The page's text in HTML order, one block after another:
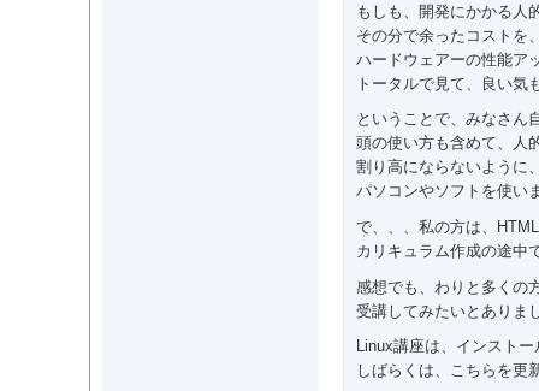
もしも、開発にかかる人
その分で余ったコストを
ハードウェアーの性能ア
トータルで見て、良い気
ということで、みなさん
頭の使い方も含めて、人
割り高にならないように
パソコンやソフトを使い
で、、、私の方は、
カリキュラム作成の途中
感想でも、わりと多くの
受講してみたいとありま
Linux講座は、インスト
しばらくは、こちらを更